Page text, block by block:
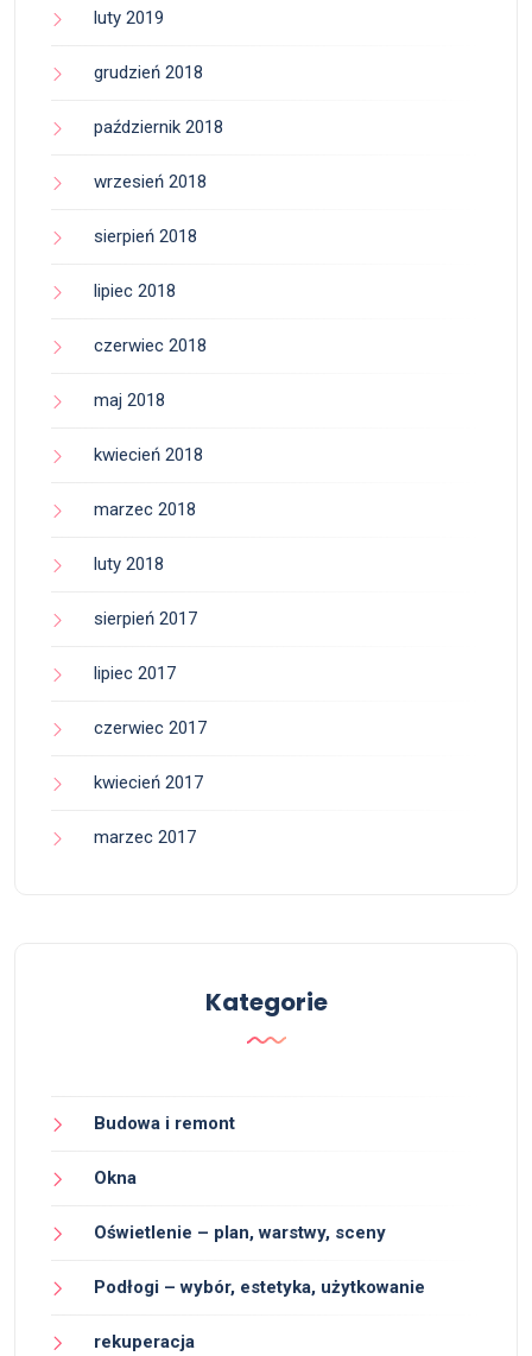
luty 2019
grudzień 2018
październik 2018
wrzesień 2018
sierpień 2018
lipiec 2018
czerwiec 2018
maj 2018
kwiecień 2018
marzec 2018
luty 2018
sierpień 2017
lipiec 2017
czerwiec 2017
kwiecień 2017
marzec 2017
Kategorie
Budowa i remont
Okna
Oświetlenie – plan, warstwy, sceny
Podłogi – wybór, estetyka, użytkowanie
rekuperacja